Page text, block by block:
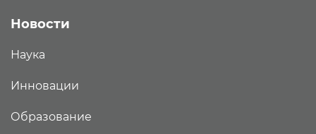
Новости
Наука
Инновации
Образование